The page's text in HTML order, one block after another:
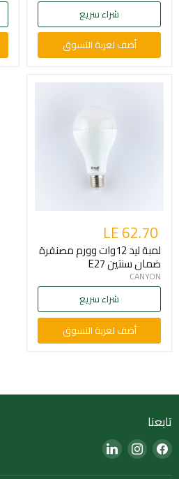
شراء سريع
أضف لعربة التسوق
LE 62.70
لمبة ليد 12وات وورم مصنفرة
ضمان سنتين E27
CANYON
شراء سريع
أضف لعربة التسوق
تابعنا
Find
us
Find
us
Find